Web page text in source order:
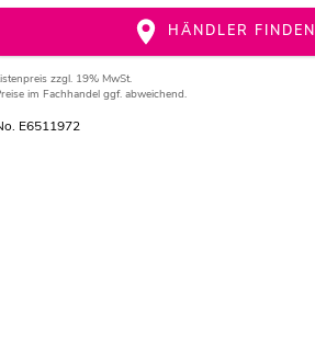
HÄNDLER FINDEN
zzgl. 19% MwSt.
im Fachhandel ggf. abweichend.
E6511972